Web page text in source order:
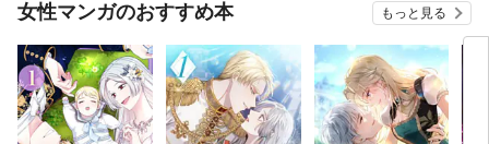
女性マンガのおすすめ本 もっと見る